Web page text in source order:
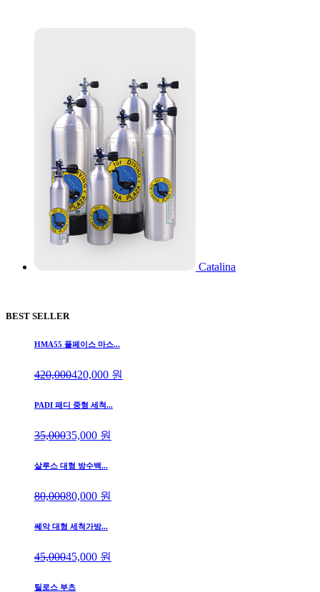
Catalina
BEST SELLER
HMA55 풀페이스 마스...
420,000420,000 원
PADI 패디 중형 세척...
35,00035,000 원
살루스 대형 방수백...
80,00080,000 원
쎄악 대형 세척가방...
45,00045,000 원
틸로스 부츠